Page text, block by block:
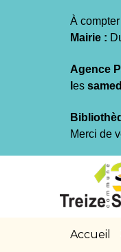
À
Mairie :
Agence
es
Merci de
Accueil